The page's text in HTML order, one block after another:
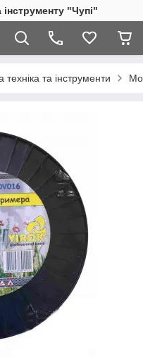
інструменту "Чупі"
техніка та інструменти